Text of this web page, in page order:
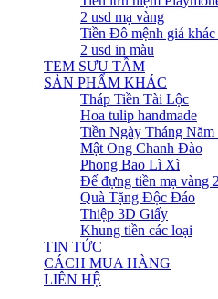
2 usd mạ vàng
Tiền Đô mệnh giá khác
2 usd in màu
TEM SƯU TẦM
SẢN PHẨM KHÁC
Tháp Tiền Tài Lộc
Hoa tulip handmade
Tiền Ngày Tháng Năm
Mật Ong Chanh Đào
Phong Bao Lì Xì
Đế đựng tiền mạ vàng
Quà Tặng Độc Đáo
Thiệp 3D Giấy
Khung tiền các loại
TIN TỨC
CÁCH MUA HÀNG
LIÊN HỆ